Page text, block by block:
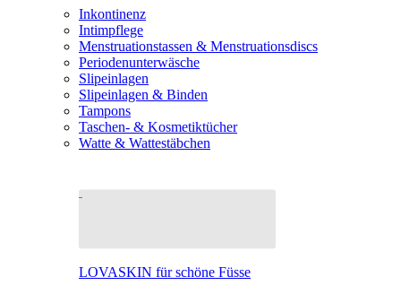
Inkontinenz
Intimpflege
Menstruationstassen & Menstruationsdiscs
Periodenunterwäsche
Slipeinlagen
Slipeinlagen & Binden
Tampons
Taschen- & Kosmetiktücher
Watte & Wattestäbchen
LOVASKIN für schöne Füsse